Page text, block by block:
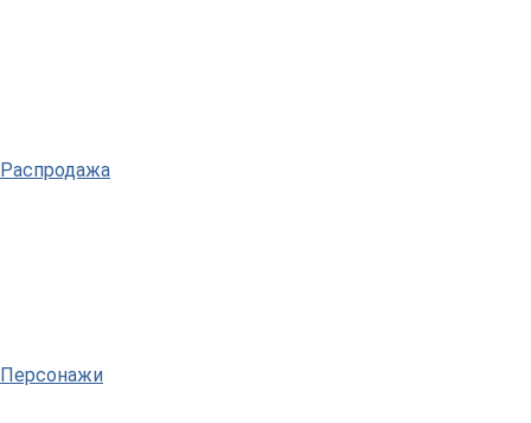
Распродажа
Персонажи